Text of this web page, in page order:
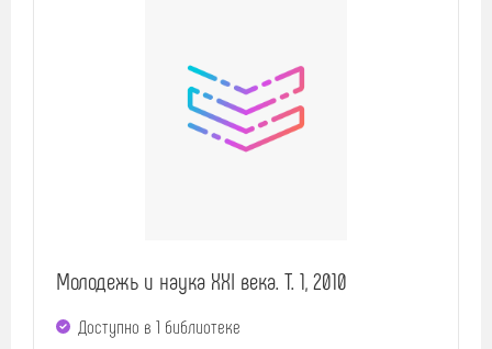
Молодежь и наука XXI века. Т. 1, 2010
Доступно в 1 библиотекe